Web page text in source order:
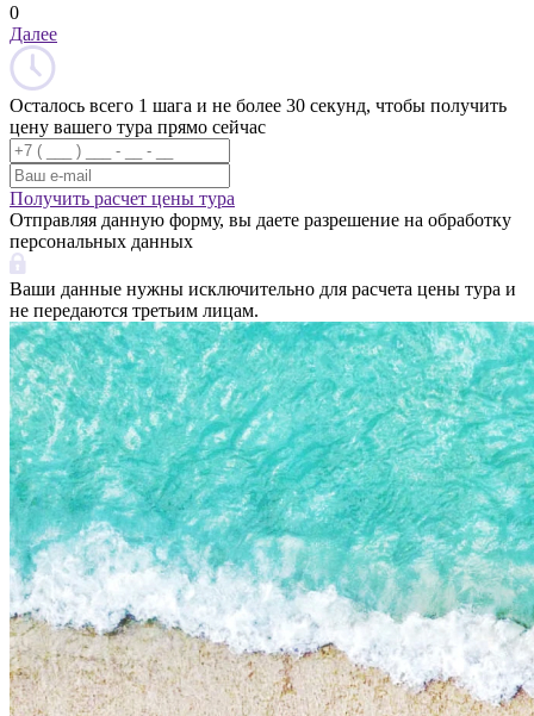
0
Далее
Осталось всего 1 шага и не более 30 секунд, чтобы получить
цену вашего тура прямо сейчас
Получить расчет цены тура
Отправляя данную форму, вы даете разрешение на обработку
персональных данных
Ваши данные нужны исключительно для расчета цены тура и
не передаются третьим лицам.